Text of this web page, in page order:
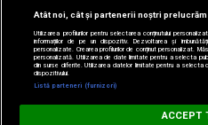
Digi FM
Atât noi, cât și partenerii noștri
Utilizarea profilurilor pentru selectarea conținutului
informațiilor de pe un dispozitiv. Dezvoltarea și
personalizate. Crearea profilurilor de conținut personalizat.
personalizată. Utilizarea de date limitate pentru a selecta
din surse diferite. Utilizarea datelor limitate pentru a selecta
dispozitivului.
Listă parteneri (furnizori)
ACCEPT